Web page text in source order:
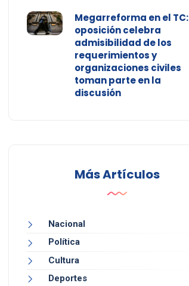
Megarreforma en el TC:
oposición celebra
admisibilidad de los
requerimientos y
organizaciones civiles
toman parte en la
discusión
Más Artículos
Nacional
Política
Cultura
Deportes